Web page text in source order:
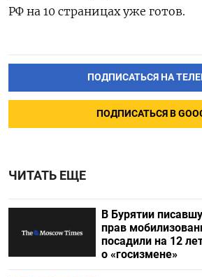
РФ на 10 страницах уже готов.
ПОДПИСАТЬСЯ НА
ПОДПИСАТЬСЯ В
ЧИТАТЬ ЕЩЕ
В Бурятии
прав
посадили на 12
о «госизмене»